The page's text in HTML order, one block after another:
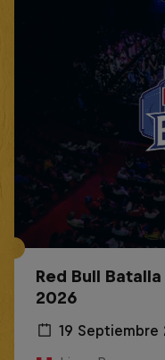
Red Bull
2026
19 Septiembre